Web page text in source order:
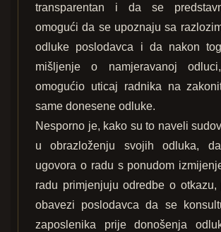
transparentan i da se
omogući da se upoznaju sa
odluke poslodavca i da nakon
mišljenje o namjeravanoj
omogućio uticaj radnika na
same donesene odluke.
Nesporno je, kako su to naveli
u obrazloženju svojih odluka,
ugovora o radu s ponudom
radu primjenjuju odredbe o
obavezi poslodavca da se
zaposlenika prije donošenja